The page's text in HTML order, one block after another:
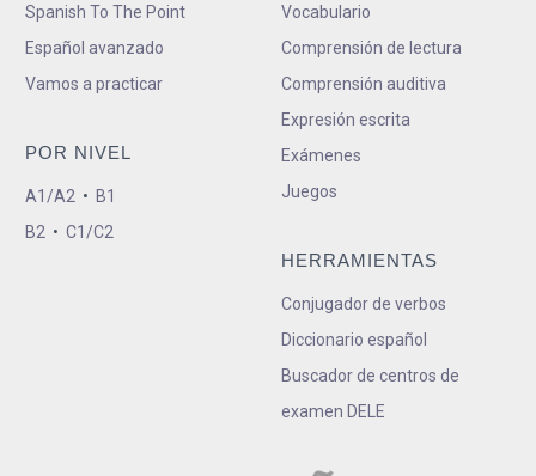
Spanish To The Point
Español avanzado
Vamos a practicar
POR NIVEL
A1/A2 • B1
B2 • C1/C2
Vocabulario
Comprensión de lectura
Comprensión auditiva
Expresión escrita
Exámenes
Juegos
HERRAMIENTAS
Conjugador de verbos
Diccionario español
Buscador de centros de
examen DELE